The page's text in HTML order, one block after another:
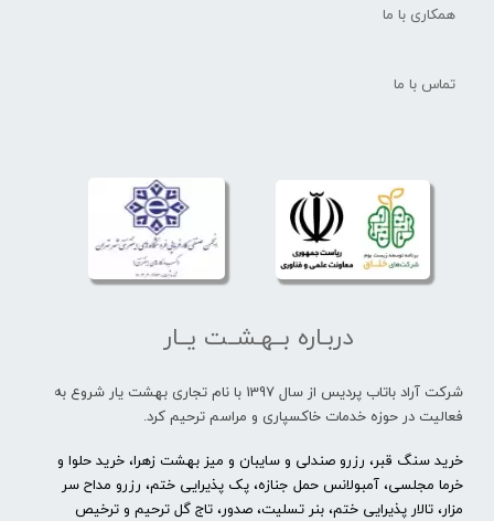
همکاری با ما
تماس با ما
دربـاره بــهـشــت یــار
شرکت آراد باتاب پردیس از سال 1397 با نام تجاری بهشت یار شروع به
فعالیت در حوزه خدمات خاکسپاری و مراسم ترحیم کرد.
خرید سنگ قبر، رزرو صندلی و سایبان و میز بهشت زهرا، خرید حلوا و
خرما مجلسی، آمبولانس حمل جنازه، پک پذیرایی ختم، رزرو مداح سر
مزار، تالار پذیرایی ختم، بنر تسلیت، صدور، تاج گل ترحیم و ترخیص